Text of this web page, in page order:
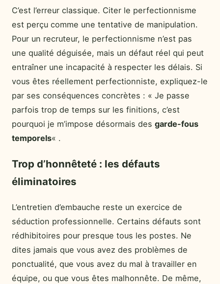
C’est l’erreur classique. Citer le perfectionnisme
est perçu comme une tentative de manipulation.
Pour un recruteur, le perfectionnisme n’est pas
une qualité déguisée, mais un défaut réel qui peut
entraîner une incapacité à respecter les délais. Si
vous êtes réellement perfectionniste, expliquez-le
par ses conséquences concrètes : « Je passe
parfois trop de temps sur les finitions, c’est
pourquoi je m’impose désormais des garde-fous
temporels« .
Trop d’honnêteté : les défauts
éliminatoires
L’entretien d’embauche reste un exercice de
séduction professionnelle. Certains défauts sont
rédhibitoires pour presque tous les postes. Ne
dites jamais que vous avez des problèmes de
ponctualité, que vous avez du mal à travailler en
équipe, ou que vous êtes malhonnête. De même,